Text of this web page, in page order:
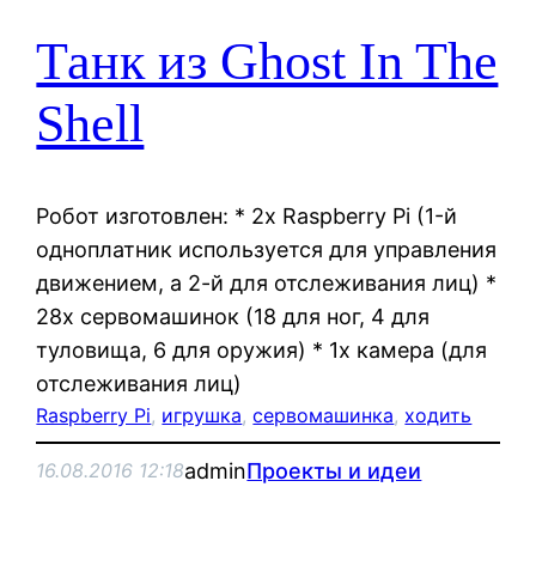
Танк из Ghost In The
Shell
Робот изготовлен: * 2x Raspberry Pi (1-й
одноплатник используется для управления
движением, а 2-й для отслеживания лиц) *
28x сервомашинок (18 для ног, 4 для
туловища, 6 для оружия) * 1x камера (для
отслеживания лиц)
Raspberry Pi, игрушка, сервомашинка, ходить
16.08.2016 12:18adminПроекты и идеи